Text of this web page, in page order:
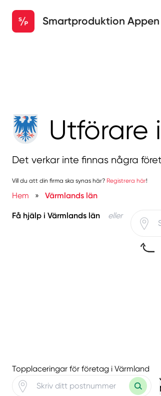
Smartproduktion Appen
Utförare
Det verkar inte finnas några
Vill du att din firma ska synas här? Registrera här!
Hem » Värmlands län
Få hjälp i Värmlands län eller
Topplaceringar för företag i Värmland